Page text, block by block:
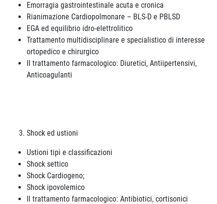
Emorragia gastrointestinale acuta e cronica
Rianimazione Cardiopolmonare – BLS-D e PBLSD
EGA ed equilibrio idro-elettrolitico
Trattamento multidisciplinare e specialistico di interesse
ortopedico e chirurgico
Il trattamento farmacologico: Diuretici, Antiipertensivi,
Anticoagulanti
Shock ed ustioni
Ustioni tipi e classificazioni
Shock settico
Shock Cardiogeno;
Shock ipovolemico
Il trattamento farmacologico: Antibiotici, cortisonici